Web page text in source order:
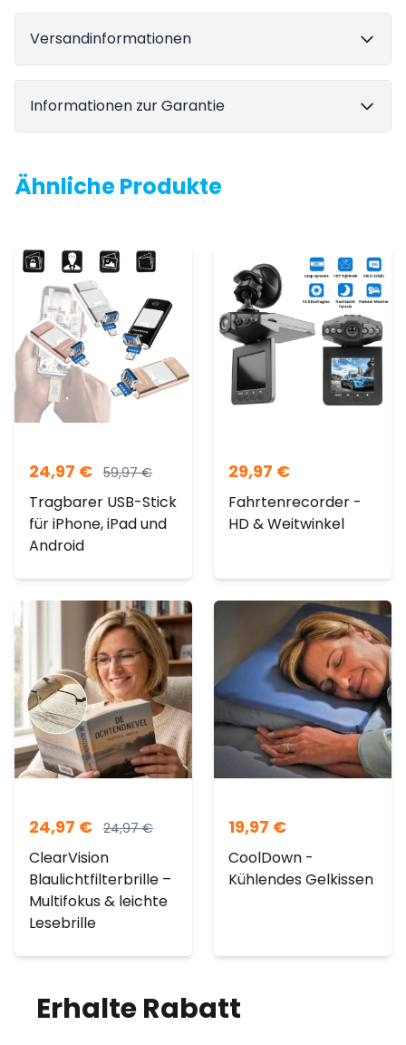
Versandinformationen
Informationen zur Garantie
Ähnliche Produkte
24,97 € 59,97€
Tragbarer USB-Stick
für iPhone, iPad und
Android
29,97 €
Fahrtenrecorder -
HD & Weitwinkel
24,97 € 24,97€
ClearVision
Blaulichtfilterbrille –
Multifokus & leichte
Lesebrille
19,97 €
CoolDown -
Kühlendes Gelkissen
Erhalte Rabatt